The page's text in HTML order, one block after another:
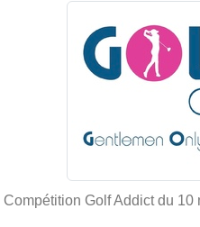
Compétition Golf Addict du 10